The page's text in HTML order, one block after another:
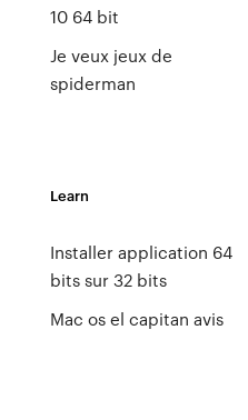
10 64 bit
Je veux jeux de
spiderman
Learn
Installer application 64
bits sur 32 bits
Mac os el capitan avis